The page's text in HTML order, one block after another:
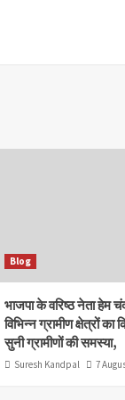
Blog
भाजपा के वरिष्ठ नेता हेम
विभिन्न ग्रामीण क्षेत्रों का
सुनी ग्रामीणों की समस्या,
Suresh Kandpal 7